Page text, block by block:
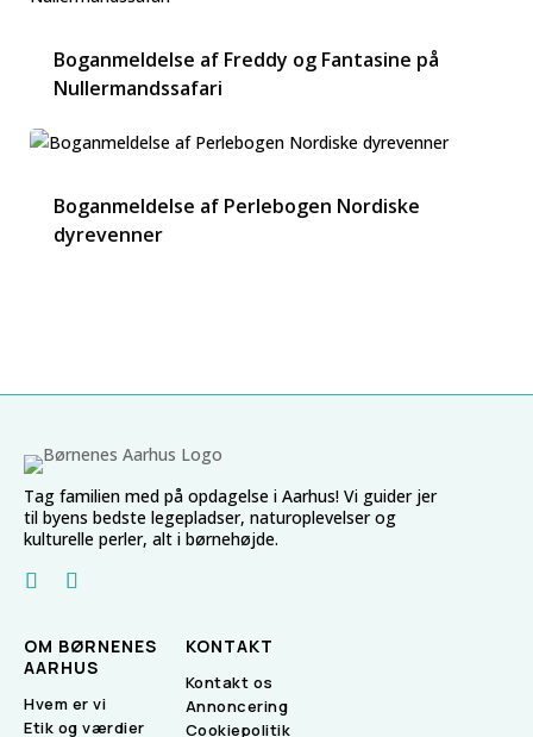
Boganmeldelse af Freddy og Fantasine på
Nullermandssafari
Boganmeldelse af Perlebogen Nordiske
dyrevenner
Tag familien med på opdagelse i Aarhus! Vi guider jer
til byens bedste legepladser, naturoplevelser og
kulturelle perler, alt i børnehøjde.
OM BØRNENES
AARHUS
Hvem er vi
Etik og værdier
KONTAKT
Kontakt os
Annoncering
Cookiepolitik